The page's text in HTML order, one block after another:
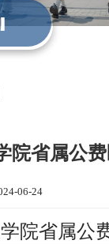
院省属公
06-24
院省属公